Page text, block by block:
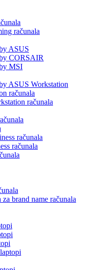
računala
ASUS
CORSAIR
MSI
ASUS Workstation
računala
računala
računala
računala
brand name računala